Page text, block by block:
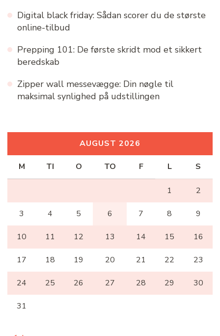
Digital black friday: Sådan scorer du de største
online-tilbud
Prepping 101: De første skridt mod et sikkert
beredskab
Zipper wall messevægge: Din nøgle til
maksimal synlighed på udstillingen
AUGUST 2026
M TI O TO F L S
1 2
3 4 5 6 7 8 9
10 11 12 13 14 15 16
17 18 19 20 21 22 23
24 25 26 27 28 29 30
31